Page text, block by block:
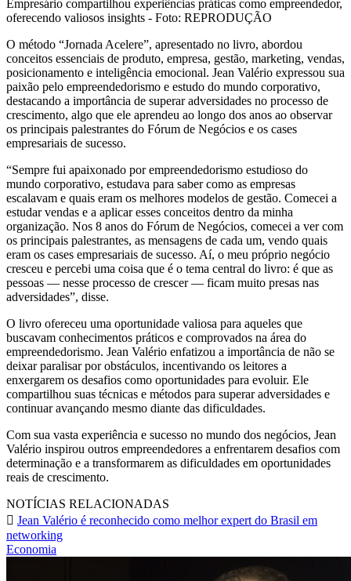
Empresário compartilhou experiências práticas como empreendedor,
oferecendo valiosos insights - Foto: REPRODUÇÃO
O método “Jornada Acelere”, apresentado no livro, abordou
conceitos essenciais de produto, empresa, gestão, marketing, vendas,
posicionamento e inteligência emocional. Jean Valério expressou sua
paixão pelo empreendedorismo e estudo do mundo corporativo,
destacando a importância de superar adversidades no processo de
crescimento, algo que ele aprendeu ao longo dos anos ao observar
os principais palestrantes do Fórum de Negócios e os cases
empresariais de sucesso.
“Sempre fui apaixonado por empreendedorismo estudioso do
mundo corporativo, estudava para saber como as empresas
escalavam e quais eram os melhores modelos de gestão. Comecei a
estudar vendas e a aplicar esses conceitos dentro da minha
organização. Nos 8 anos do Fórum de Negócios, comecei a ver com
os principais palestrantes, as mensagens de cada um, vendo quais
eram os cases empresariais de sucesso. Aí, o meu próprio negócio
cresceu e percebi uma coisa que é o tema central do livro: é que as
pessoas — nesse processo de crescer — ficam muito presas nas
adversidades”, disse.
O livro ofereceu uma oportunidade valiosa para aqueles que
buscavam conhecimentos práticos e comprovados na área do
empreendedorismo. Jean Valério enfatizou a importância de não se
deixar paralisar por obstáculos, incentivando os leitores a
enxergarem os desafios como oportunidades para evoluir. Ele
compartilhou suas técnicas e métodos para superar adversidades e
continuar avançando mesmo diante das dificuldades.
Com sua vasta experiência e sucesso no mundo dos negócios, Jean
Valério inspirou outros empreendedores a enfrentarem desafios com
determinação e a transformarem as dificuldades em oportunidades
reais de crescimento.
NOTÍCIAS RELACIONADAS
Jean Valério é reconhecido como melhor expert do Brasil em
networking
Economia